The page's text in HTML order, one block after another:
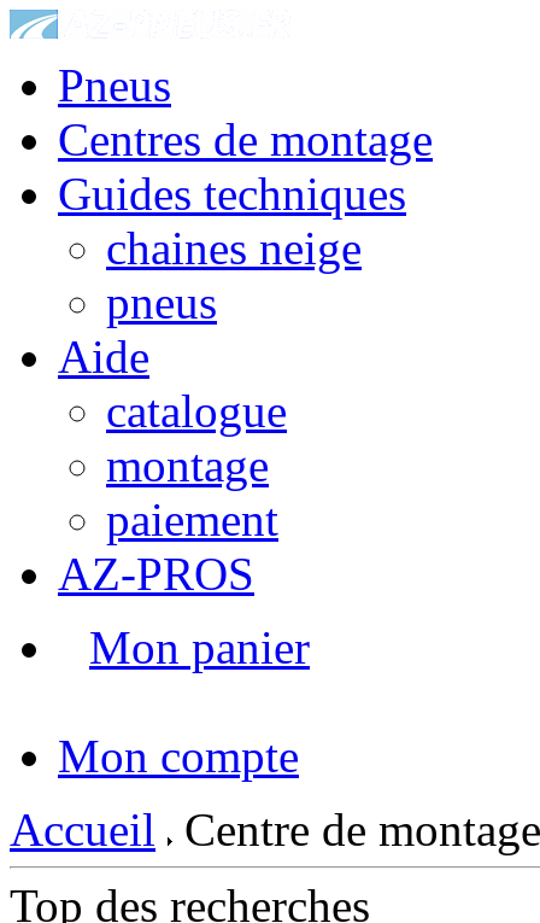
Pneus
Centres de montage
Guides techniques
chaines neige
pneus
Aide
catalogue
montage
paiement
AZ-PROS
Mon panier
Mon compte
Accueil
Centre de
Top des recherches